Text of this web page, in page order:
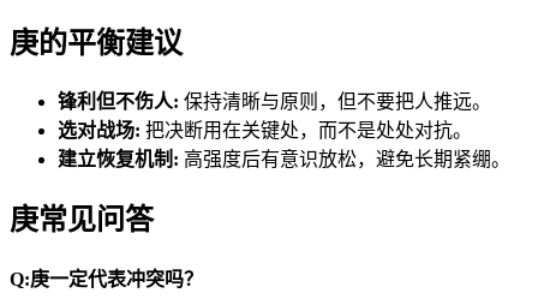
庚的平衡建议
锋利但不伤人: 保持清晰与原则，但不要把人推远。
选对战场: 把决断用在关键处，而不是处处对抗。
建立恢复机制: 高强度后有意识放松，避免长期紧绷。
庚常见问答
Q:庚一定代表冲突吗？